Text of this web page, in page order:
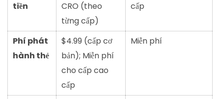
tiền
CRO (theo
từng cấp)
cấp
Phí phát
hành thẻ
$4.99 (cấp cơ
bản); Miễn phí
cho cấp cao
cấp
Miễn phí